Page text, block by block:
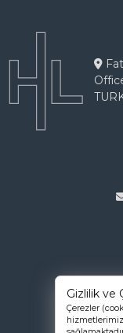
Gizlilik ve
Çerezler